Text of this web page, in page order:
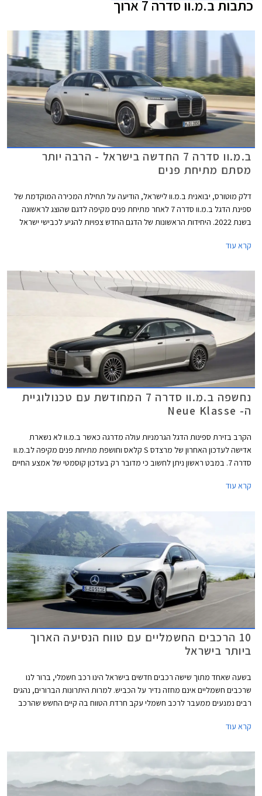
כתבותב.מ.וו סדרה 7 ארוך
ב.מ.וו סדרה 7 החדשה בישראל - הרבה יותר
מסתם מתיחת פנים
דלק מוטורס, יבואנית ב.מ.וו לישראל, הודיעה על תחילת המכירה המוקדמת של
ספינת הדגל ב.מ.וו סדרה 7 לאחר מתיחת פנים מקיפה לדגם שהוצג לראשונה
בשנת 2022. היחידות הראשונות של הדגם החדש צפויות להגיע לכבישי ישראל
להתחרות במרצדס S קלאס אשר גם היא עודכנה לאחרונה.
קרא עוד
נחשפה ב.מ.וו סדרה 7 המחודשת עם טכנולוגיית
ה- Neue Klasse
הקרב בזירת ספינות הדגל הגרמניות עולה מדרגה כאשר ב.מ.וו לא נשארת
אדישה לעדכון האחרון של מרצדס S קלאס וחושפת מתיחת פנים מקיפה לב.מ.וו
סדרה 7. במבט ראשון ניתן לחשוב כי מדובר רק בעדכון קוסמטי של אמצע החיים
אותה פגשנו בדגמים החשמליים הצעירים של המותג, אם כי שפת העיצוב
קרא עוד
10 הרכבים החשמליים עם טווח הנסיעה הארוך
ביותר בישראל
בשעה שאחד מתוך שישה רכבים חדשים בישראל הינו רכב חשמלי, ברור לנו
שרכבים חשמליים אינם מחזה נדיר על הכביש. למרות היתרונות הברורים, נהגים
רבים נמנעים ממעבר לרכב חשמלי עקב חרדת הטווח בה קיים החשש שהרכב
ליעד. בניגוד לרכבי בנזין ודיזל שאותם ניתן לתדלק במהירות ובקלות לפי הצורך
הסוללה.
קרא עוד